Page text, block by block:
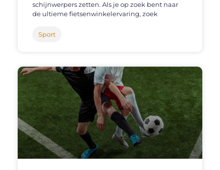
schijnwerpers zetten. Als je op zoek bent naar
de ultieme fietsenwinkelervaring, zoek
Sport